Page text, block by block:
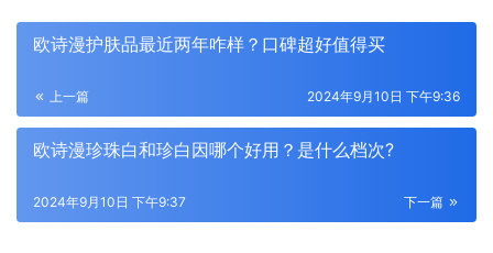
欧诗漫护肤品最近两年咋样？口碑超好值得买
上一篇 2024年9月10日 下午9:36
欧诗漫珍珠白和珍白因哪个好用？是什么档次?
下一篇
2024年9月10日 下午9:37